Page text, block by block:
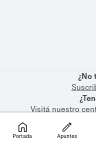
¿No
Visitá nuestro
Portada Apuntes